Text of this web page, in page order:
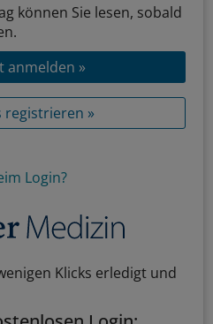
können Sie lesen, sobald
anmelden »
registrieren »
Login?
Klicks erledigt und